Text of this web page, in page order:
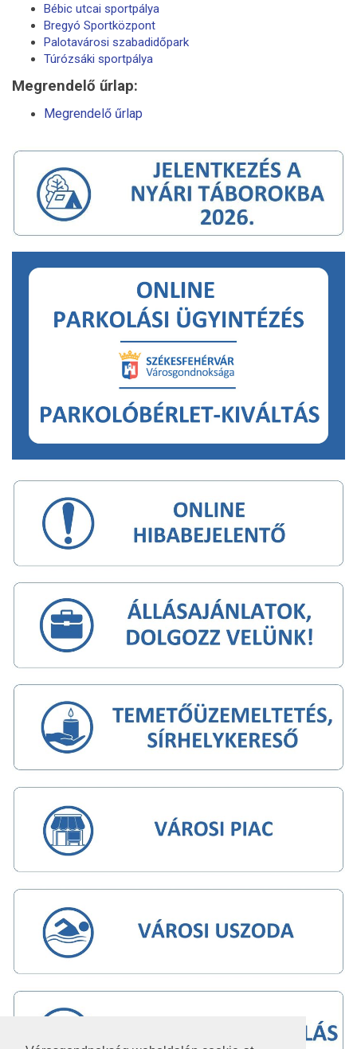
Bébic utcai sportpálya
Bregyó Sportközpont
Palotavárosi szabadidőpark
Túrózsáki sportpálya
Megrendelő űrlap:
Megrendelő űrlap